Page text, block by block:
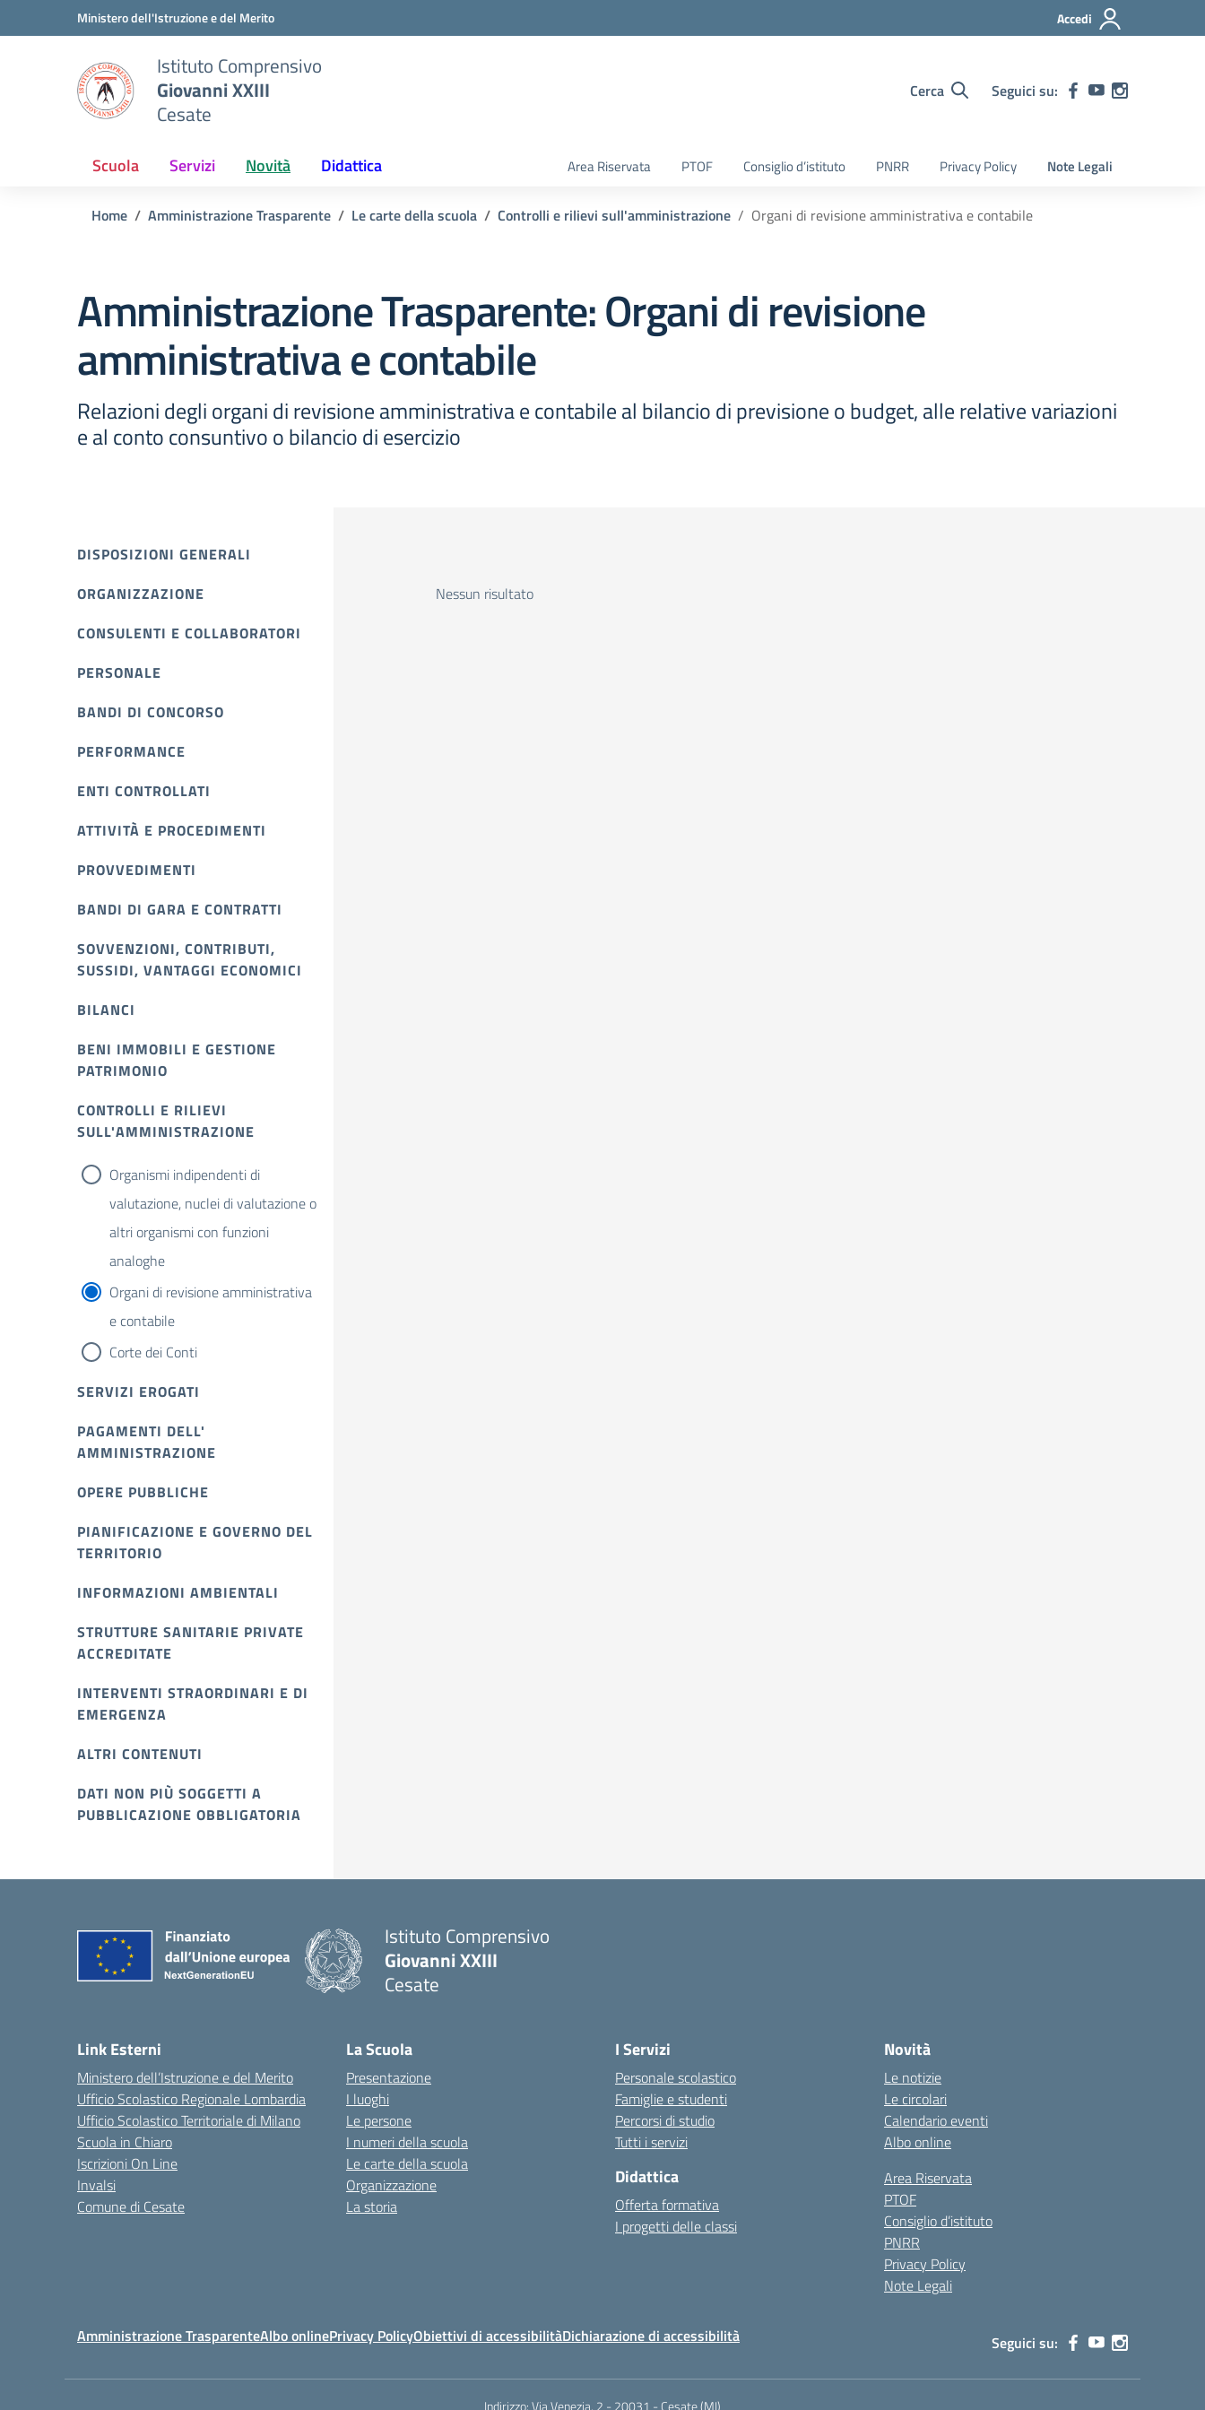
Vai ai contenuti
Vai al menu di navigazioneMinistero dell'Istruzione e del Merito Accedi
Istituto Comprensivo
Giovanni XXIII
Cesate
Cerca Seguici su:
Scuola Servizi Novità Didattica Area Riservata PTOF Consiglio d’istituto PNRR Privacy Policy Note Legali
Home Amministrazione Trasparente Le carte della scuola Controlli e rilievi sull'amministrazione Organi di revisione amministrativa e contabile
Amministrazione Trasparente:Organi di revisione
amministrativa e contabile
Relazioni degli organi di revisione amministrativa e contabile al bilancio di previsione o budget, alle relative variazioni
e al conto consuntivo o bilancio di esercizio
DISPOSIZIONI GENERALI
ORGANIZZAZIONE
CONSULENTI E COLLABORATORI
PERSONALE
BANDI DI CONCORSO
PERFORMANCE
ENTI CONTROLLATI
ATTIVITÀ E PROCEDIMENTI
PROVVEDIMENTI
BANDI DI GARA E CONTRATTI
SOVVENZIONI, CONTRIBUTI,
SUSSIDI, VANTAGGI ECONOMICI
BILANCI
BENI IMMOBILI E GESTIONE
PATRIMONIO
CONTROLLI E RILIEVI
SULL'AMMINISTRAZIONE
Organismi indipendenti di
valutazione, nuclei di valutazione o
altri organismi con funzioni
analoghe
Organi di revisione amministrativa
e contabile
Corte dei Conti
SERVIZI EROGATI
PAGAMENTI DELL'
AMMINISTRAZIONE
OPERE PUBBLICHE
PIANIFICAZIONE E GOVERNO DEL
TERRITORIO
INFORMAZIONI AMBIENTALI
STRUTTURE SANITARIE PRIVATE
ACCREDITATE
INTERVENTI STRAORDINARI E DI
EMERGENZA
ALTRI CONTENUTI
DATI NON PIÙ SOGGETTI A
PUBBLICAZIONE OBBLIGATORIA
Nessun risultato
Istituto Comprensivo
Giovanni XXIII
Cesate
Link Esterni
Ministero dell’Istruzione e del Merito
Ufficio Scolastico Regionale Lombardia
Ufficio Scolastico Territoriale di Milano
Scuola in Chiaro
Iscrizioni On Line
Invalsi
Comune di Cesate
La Scuola
Presentazione
I luoghi
Le persone
I numeri della scuola
Le carte della scuola
Organizzazione
La storia
I Servizi
Personale scolastico
Famiglie e studenti
Percorsi di studio
Tutti i servizi
Didattica
Offerta formativa
I progetti delle classi
Novità
Le notizie
Le circolari
Calendario eventi
Albo online
Area Riservata
PTOF
Consiglio d’istituto
PNRR
Privacy Policy
Note Legali
Amministrazione TrasparenteAlbo onlinePrivacy PolicyObiettivi di accessibilitàDichiarazione di accessibilità Seguici su:
Indirizzo:Via Venezia, 2 - 20031 - Cesate (MI)